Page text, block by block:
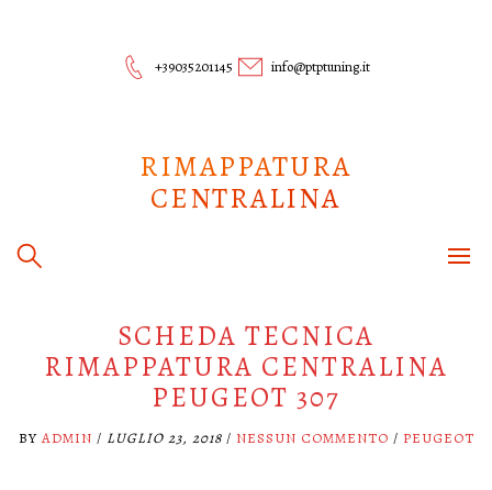
+39035201145 info@ptptuning.it
RIMAPPATURA
CENTRALINA
SCHEDA TECNICA
RIMAPPATURA CENTRALINA
PEUGEOT 307
BY ADMIN / LUGLIO 23, 2018/ NESSUN COMMENTO / PEUGEOT